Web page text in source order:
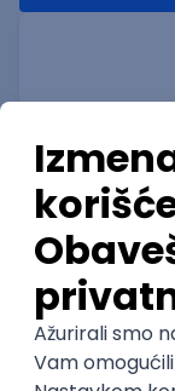
Senior
RT-RK d.o.o.
Novi Sad,
15.08.2026.
DevOps
RESTful